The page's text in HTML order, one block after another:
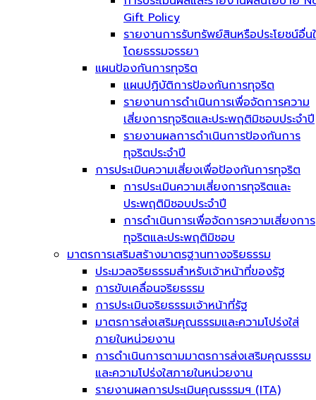
Gift Policy
รายงานการรับทรัพย์สินหรือประโยชน์อื่น
โดยธรรมจรรยา
แผนป้องกันการทุจริต
แผนปฏิบัติการป้องกันการทุจริต
รายงานการดำเนินการเพื่อจัดการความ
เสี่ยงการทุจริตและประพฤติมิชอบประจำปี
รายงานผลการดำเนินการป้องกันการ
ทุจริตประจำปี
การประเมินความเสี่ยงเพื่อป้องกันการทุจริต
การประเมินความเสี่ยงการทุจริตและ
ประพฤติมิชอบประจำปี
การดำเนินการเพื่อจัดการความเสี่ยงการ
ทุจริตและประพฤติมิชอบ
มาตรการเสริมสร้างมาตรฐานทางจริยธรรม
ประมวลจริยธรรมสำหรับเจ้าหน้าที่ของรัฐ
การขับเคลื่อนจริยธรรม
การประเมินจริยธรรมเจ้าหน้าที่รัฐ
มาตรการส่งเสริมคุณธรรมและความโปร่งใส่
ภายในหน่วยงาน
การดำเนินการตามมาตรการส่งเสริมคุณธรรม
และความโปร่งใสภายในหน่วยงาน
รายงานผลการประเมินคุณธรรมฯ (ITA)